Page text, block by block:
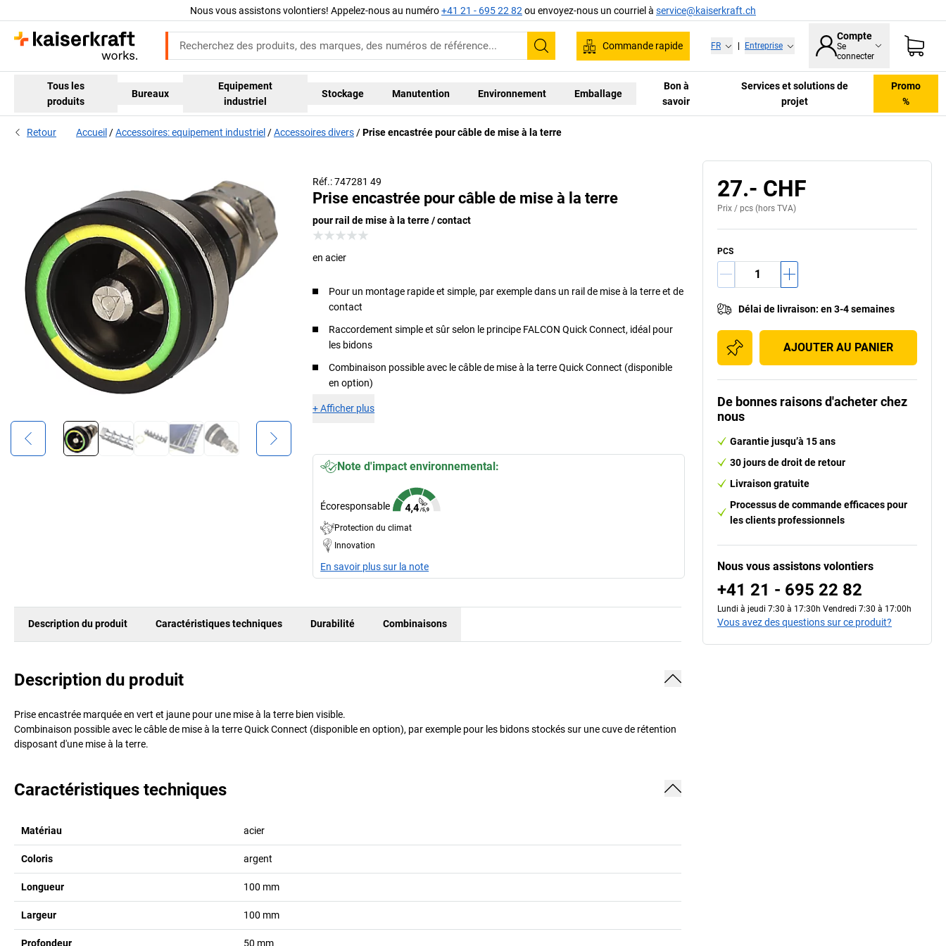
Nous vous assistons volontiers! Appelez-nous au numéro+41 21 - 695 22 82 ou envoyez-nous un courriel à service@kaiserkraft.ch
Recherche
Commande rapide FR Entreprise
Compte
Se
connecter
Tous les
produits
Bureaux
Equipement
industriel
Stockage Manutention Environnement Emballage
Bon à
savoir
Services et solutions de
projet
Promo
%
Retour Accueil Accessoires: equipement industriel Accessoires divers Prise encastrée pour câble de mise à la terre
Réf.: 747281 49
Prise encastrée pour câble de mise à la terre
pour rail de mise à la terre / contact
en acier
Pour un montage rapide et simple, par exemple dans un rail de mise à la terre et de
contact
Raccordement simple et sûr selon le principe FALCON Quick Connect, idéal pour
les bidons
Combinaison possible avec le câble de mise à la terre Quick Connect (disponible
en option)
+Afficher plus
Note d'impact environnemental:
Écoresponsable
Protection du climat
Innovation
En savoir plus sur la note
Avec rail de mise à la terre / contact (en option)
Description du produit Caractéristiques techniques Durabilité Combinaisons
Description du produit
Prise encastrée marquée en vert et jaune pour une mise à la terre bien visible.
Combinaison possible avec le câble de mise à la terre Quick Connect (disponible en option), par exemple pour les bidons stockés sur une cuve de rétention
disposant d'une mise à la terre.
Caractéristiques techniques
Matériau acier
Coloris argent
Longueur 100 mm
Largeur 100 mm
Profondeur 50 mm
27.- CHF
Prix / pcs (hors TVA)
PCS
Délai de livraison: en 3-4 semaines
AJOUTER AU PANIER
De bonnes raisons d'acheter chez
nous
Garantie jusqu’à 15 ans
30 jours de droit de retour
Livraison gratuite
Processus de commande efficaces pour
les clients professionnels
Nous vous assistons volontiers
+41 21 - 695 22 82
Lundi à jeudi 7:30 à 17:30h Vendredi 7:30 à 17:00h
Vous avez des questions sur ce produit?